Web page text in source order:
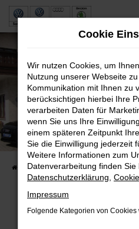
Zum
Neuwagen und
VW, VW Nutzfahrzeuge,
Startseite Fahrzeuge
Cookie
Wir nutzen Cookies, um
Nutzung unserer Webseite
Kommunikation mit Ihnen zu
berücksichtigen hierbei Ihre
verarbeiten Daten für
wenn Sie uns Ihre
einem späteren Zeitpunkt
Sie die Einwilligung jederzeit
Weitere Informationen zum
Datenverarbeitung finden Sie
Datenschutzerklärung
Impressum
Folgende Kategorien von